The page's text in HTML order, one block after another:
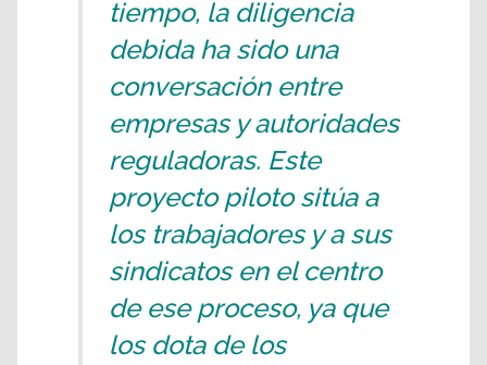
tiempo, la diligencia
debida ha sido una
conversación entre
empresas y autoridades
reguladoras. Este
proyecto piloto sitúa a
los trabajadores y a sus
sindicatos en el centro
de ese proceso, ya que
los dota de los